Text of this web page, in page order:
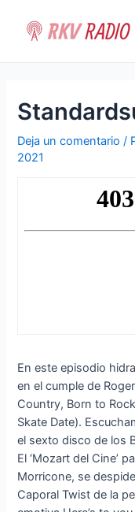
contenido
Deja un comentario /
2021
En este episodio
en el cumple de
Country, Born to
Skate Date).
el sexto disco de los
El ‘Mozart del Cine’
Morricone, se
Caporal Twist de la